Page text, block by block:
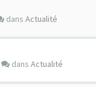
dans Actualité
dans Actualité